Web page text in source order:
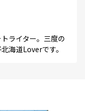
ライター。三度の
海道Loverです。